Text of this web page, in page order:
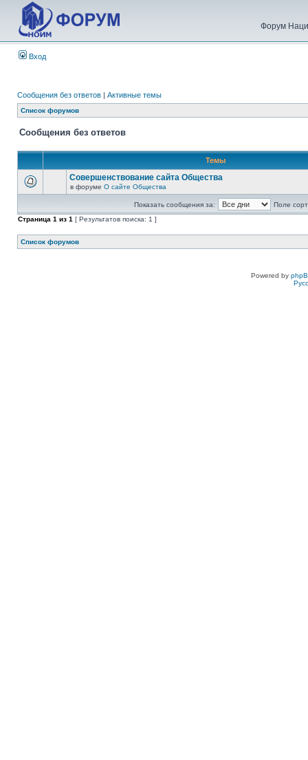
Форум
Вход
Сообщения без ответов | Активные темы
Список форумов
Сообщения без ответов
Темы
Совершенствование сайта Общества
в форуме О сайте Общества
Показать сообщения за:
Поле
Страница 1 из 1 [ Результатов поиска: 1 ]
Список форумов
Powered by